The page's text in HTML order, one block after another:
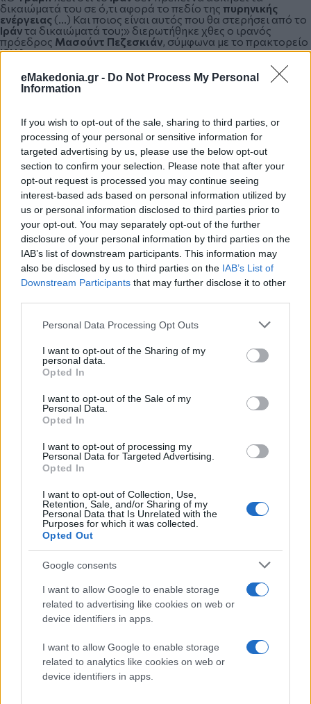
eMakedonia.gr - Do Not Process My Personal
Information
If you wish to opt-out of the sale, sharing to third parties, or
processing of your personal or sensitive information for
targeted advertising by us, please use the below opt-out
section to confirm your selection. Please note that after your
opt-out request is processed you may continue seeing
interest-based ads based on personal information utilized by
us or personal information disclosed to third parties prior to
your opt-out. You may separately opt-out of the further
disclosure of your personal information by third parties on the
IAB’s list of downstream participants. This information may
also be disclosed by us to third parties on the IAB’s List of
Downstream Participants that may further disclose it to other
Please note that this website/app uses one or more Google
not limited to your visit or usage behaviour. You may click to
grant or deny consent to Google and its third-party tags to
use your data for below specified purposes in below Google
consent section.
Personal Data Processing Opt Outs
I want to opt-out of the Sharing of my
personal data.
Opted In
I want to opt-out of the Sale of my
Personal Data.
Opted In
I want to opt-out of processing my
Personal Data for Targeted Advertising.
Opted In
I want to opt-out of Collection, Use,
Retention, Sale, and/or Sharing of my
Personal Data that Is Unrelated with the
Purposes for which it was collected.
Opted Out
Google consents
I want to allow Google to enable storage
related to advertising like cookies on web or
device identifiers in apps.
I want to allow Google to enable storage
related to analytics like cookies on web or
device identifiers in apps.
δικαιώματά του σε ό,τι αφορά το πεδίο της πυρηνικής
ενέργειας (...) Και ποιος είναι αυτός που θα στερήσει από το
Ιράντα δικαιώματά του;» διερωτήθηκε χθες ο ιρανός
πρόεδρος Μασούντ Πεζεσκιάν, σύμφωνα με το πρακτορείο
ISNA.
του δικαιώματός της να έχει πολιτικό πρόγραμμα
πυρηνικής ενέργειας
«Με όλη του τη δύναμη»
ΣτονΛίβανο, το άλλο μέτωπο του πολέμου, η κατάσταση
παραμένει εξαιρετικά ασταθής, παρά την κατάπαυση του
πυρός10 ημερών σε ισχύ από την Παρασκευή ανάμεσα στον
στρατό τουΙσραήλ και τηΧεζμπολά, που
αλληλοκατηγορούνται για παραβιάσεις της.
«οποιαδήποτε απειλή», σύμφωνα με τον υπουργό Άμυνας
Ισραέλ Κατς.
Είχε διαμηνύσει επανειλημμένα ότι το
δημιουργήσει «ζώνη ασφαλείας» και, σύμφωνα με το
λιβανικό επίσημο πρακτορείο ειδήσεων
καταστροφές σπιτιών συνεχίζονται σε παραμεθόριες
το μαγαζί μου ή αν οι βομβαρδισμοί θα ξαναρχίσουν», είπε
χαρακτηριστικά οΑλί Ασί, στα συντρίμμια του
καταστήματος ρούχων που του ανήκει στη
Ναμπάτια
Κάνε κλικ και δες περισσότερο emakedonia.grστην
Πρόσθεσέ το στηνGoogle
ΔΙΕΘΝΗ Ιράν ΗΠΑ Ισραήλ Μέση Ανατολή